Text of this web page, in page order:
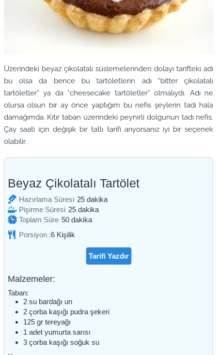
Üzerindeki beyaz çikolatalı süslemelerinden dolayı tarifteki adı
bu olsa da bence bu tartöletlerin adı “bitter çikolatalı
tartöletler” ya da “cheesecake tartöletler” olmalıydı. Adı ne
olursa olsun bir ay önce yaptığım bu nefis şeylerin tadı hala
damağımda. Kıtır taban üzerindeki peynirli dolgunun tadı nefis.
Çay saati için değişik bir tatlı tarifi arıyorsanız iyi bir seçenek
olabilir.
Beyaz Çikolatalı Tartölet
Hazırlama Süresi 25dakika
dakika
Pişirme Süresi 25dakika
dakika
Toplam Süre 50dakika
dakika
Porsiyon :6 Kişilik
Tarifi Yazdır
Malzemeler:
Taban:
2 su bardağı un
2 çorba kaşığı pudra şekeri
125 gr tereyağı
1 adet yumurta sarısı
3 çorba kaşığı soğuk su